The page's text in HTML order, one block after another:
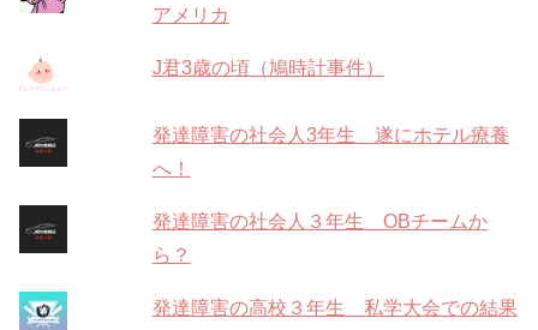
アメリカ
J君3歳の頃（鳩時計事件）
発達障害の社会人3年生 遂にホテル療養
へ！
発達障害の社会人３年生 OBチームか
ら？
発達障害の高校３年生 私学大会での結果